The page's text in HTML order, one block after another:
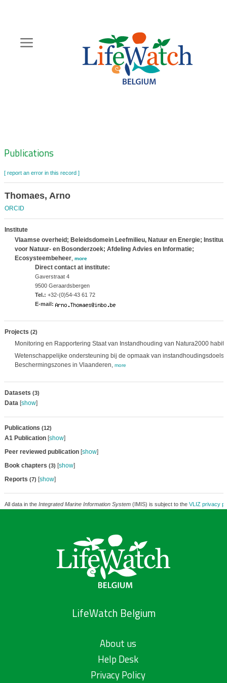
content
Zoeknavigatie
Publications
[ report an error in this record ]
Thomaes, Arno
ORCID
Institute
Vlaamse overheid; Beleidsdomein Leefmilieu, Natuur en Energie; Instituut
voor Natuur- en Bosonderzoek; Afdeling Advies en Informatie;
Ecosysteembeheer, more
Direct contact at institute:
Gaverstraat 4
9500 Geraardsbergen
Tel.: +32-(0)54-43 61 72
E-mail:
Projects (2)
Monitoring en Rapportering Staat van Instandhouding van Natura2000
Wetenschappelijke ondersteuning bij de opmaak van
Beschermingszones in Vlaanderen, more
Datasets (3)
Data[show]
Publications (12)
A1 Publication[show]
Peer reviewed publication[show]
Book chapters (3) [show]
Reports (7) [show]
All data in the Integrated Marine Information System(IMIS) is subject to the VLIZ privacy
LifeWatch Belgium
About us
Help Desk
Privacy Policy